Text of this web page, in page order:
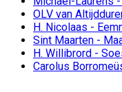
OLV van
H. Nicolaas -
Sint Maarten -
H. Willibrord -
Carolus